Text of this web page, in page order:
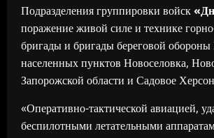
Подразделения группировки войск
поражение живой силе и технике
бригады и бригады береговой
населенных пунктов Новоселовка,
Запорожской области и Садовое
«Оперативно-тактической авиацией,
беспилотными летательными